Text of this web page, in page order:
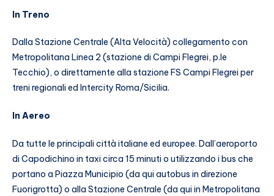
In Treno
Dalla Stazione Centrale (Alta Velocità) collegamento con
Metropolitana Linea 2 (stazione di Campi Flegrei, p.le
Tecchio), o direttamente alla stazione FS Campi Flegrei per
treni regionali ed Intercity Roma/Sicilia.
In Aereo
Da tutte le principali città italiane ed europee. Dall’aeroporto
di Capodichino in taxi circa 15 minuti o utilizzando i bus che
portano a Piazza Municipio (da qui autobus in direzione
Fuorigrotta) o alla Stazione Centrale (da qui in Metropolitana